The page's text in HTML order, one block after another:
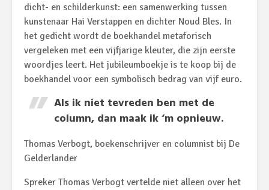
dicht- en schilderkunst: een samenwerking tussen
kunstenaar Hai Verstappen en dichter Noud Bles. In
het gedicht wordt de boekhandel metaforisch
vergeleken met een vijfjarige kleuter, die zijn eerste
woordjes leert. Het jubileumboekje is te koop bij de
boekhandel voor een symbolisch bedrag van vijf euro.
Als ik niet tevreden ben met de
column, dan maak ik ‘m opnieuw.
Thomas Verbogt, boekenschrijver en columnist bij De
Gelderlander
Spreker Thomas Verbogt vertelde niet alleen over het